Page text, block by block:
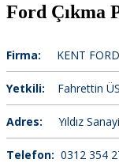
Ford Çıkma
Firma: KENT FORD
Yetkili: Fahrettin
Adres: Yıldız
Telefon: 0312 354